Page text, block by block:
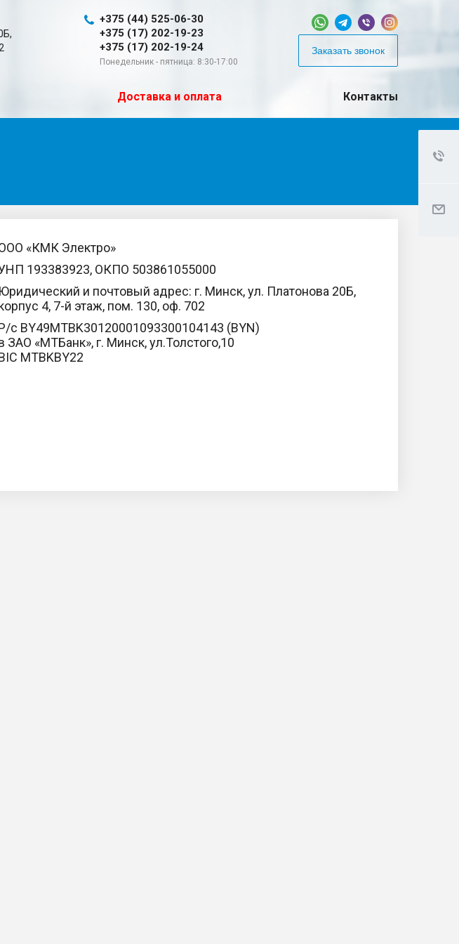
+375 (44) 525-06-30
+375 (17) 202-19-23
+375 (17) 202-19-24
Понедельник - пятница: 8:30-17:00
Заказать звонок
Доставка и оплата Контакты
«КМК Электро»
193383923, ОКПО 503861055000
Юридический и почтовый адрес: г. Минск, ул. Платонова 20Б,
4, 7-й этаж, пом. 130, оф. 702
с BY49MTBK30120001093300104143 (BYN)
ЗАО «МТБанк», г. Минск, ул.Толстого,10
MTBKBY22